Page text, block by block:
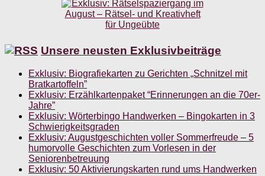
Unsere neusten Exklusivbeiträge
Exklusiv: Biografiekarten zu Gerichten „Schnitzel mit
Bratkartoffeln”
Exklusiv: Erzählkartenpaket “Erinnerungen an die 70er-
Jahre”
Exklusiv: Wörterbingo Handwerken – Bingokarten in 3
Schwierigkeitsgraden
Exklusiv: Augustgeschichten voller Sommerfreude – 5
humorvolle Geschichten zum Vorlesen in der
Seniorenbetreuung
Exklusiv: 50 Aktivierungskarten rund ums Handwerken